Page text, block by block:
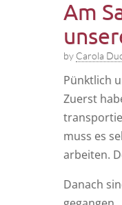
Am
by Carola
Pünkt­lich
Zuerst
muss es
ar­bei­ten.
Danach